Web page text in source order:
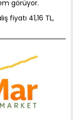
görüyor.
fiyatı 41,16 TL,